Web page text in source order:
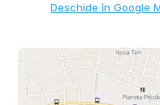
Deschide în Google